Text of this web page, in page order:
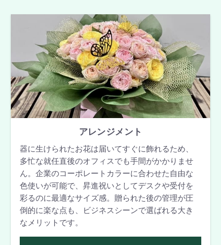
アレンジメント
器に生けられたお花は届いてすぐに飾れるため、
多忙な就任直後のオフィスでも手間がかかりませ
ん。企業のコーポレートカラーに合わせた自由な
色使いが可能で、昇進祝いとしてデスクや受付を
彩るのに最適なサイズ感。贈られた後の管理が圧
倒的に楽な点も、ビジネスシーンで選ばれる大き
なメリットです。